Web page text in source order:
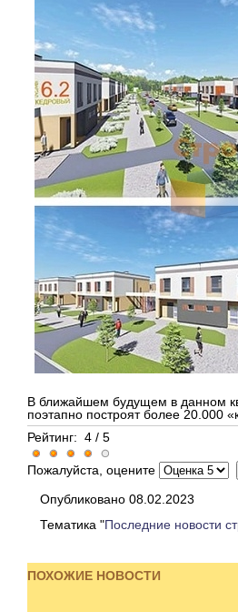
В ближайшем будущем в данном
поэтапно построят более 20.000
Рейтинг: 4 / 5
Пожалуйста, оцените
Опубликовано 08.02.2023
Тематика "Последние новости
ПОХОЖИЕ НОВОСТИ